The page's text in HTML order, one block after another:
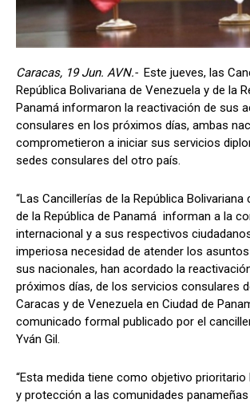
Caracas, 19 Jun. AVN.- Este jueves, las
República Bolivariana de Venezuela y de la
Panamá informaron la reactivación de sus
consulares en los próximos días, ambas
comprometieron a iniciar sus servicios
sedes consulares del otro país.
“Las Cancillerías de la República Bolivariana
de la República de Panamá informan a la
internacional y a sus respectivos
imperiosa necesidad de atender los
sus nacionales, han acordado la
próximos días, de los servicios consulares
Caracas y de Venezuela en Ciudad de
comunicado formal publicado por el
Yván Gil.
“Esta medida tiene como objetivo
y protección a las comunidades